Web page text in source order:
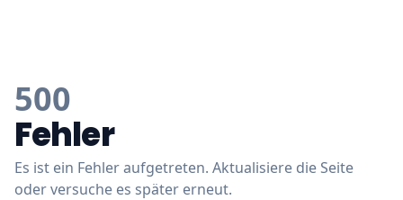
500
Fehler
Es ist ein Fehler aufgetreten. Aktualisiere die Seite
oder versuche es später erneut.